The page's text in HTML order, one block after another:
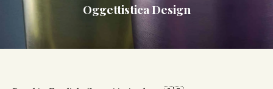
Oggettistica Design